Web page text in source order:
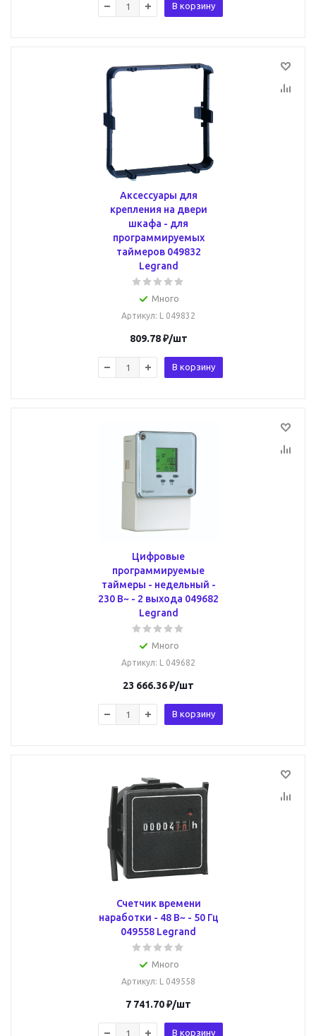
В корзину
Аксессуары для
крепления на двери
шкафа - для
программируемых
таймеров 049832
Legrand
Много
Артикул: L 049832
809.78₽/шт
В корзину
Цифровые
программируемые
таймеры - недельный -
230 В~ - 2 выхода 049682
Legrand
Много
Артикул: L 049682
23 666.36₽/шт
В корзину
Счетчик времени
наработки - 48 В~ - 50 Гц
049558 Legrand
Много
Артикул: L 049558
7 741.70₽/шт
В корзину